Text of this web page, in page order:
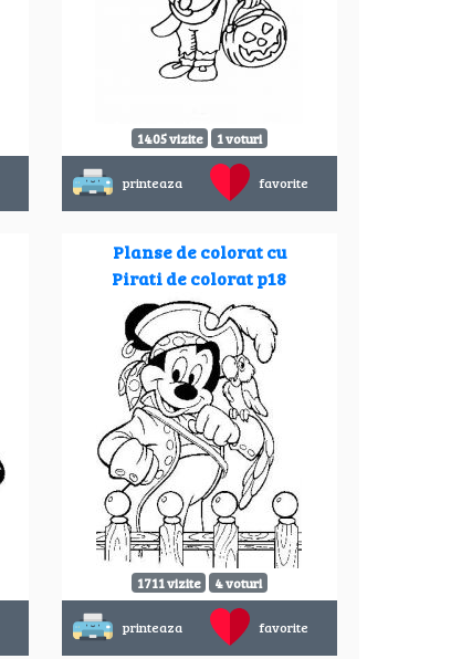
1405 vizite 1 voturi
printeaza favorite
Planse de colorat cu
Pirati de colorat p18
1711 vizite 4 voturi
printeaza favorite